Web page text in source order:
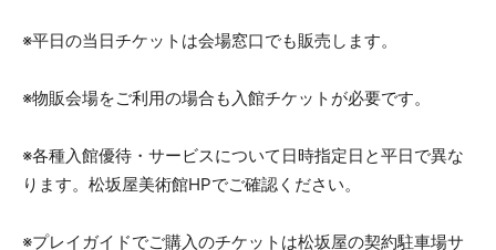
※平日の当日チケットは会場窓口でも販売します。
※物販会場をご利用の場合も入館チケットが必要です。
※各種入館優待・サービスについて日時指定日と平日で異な
ります。松坂屋美術館HPでご確認ください。
※プレイガイドでご購入のチケットは松坂屋の契約駐車場サ